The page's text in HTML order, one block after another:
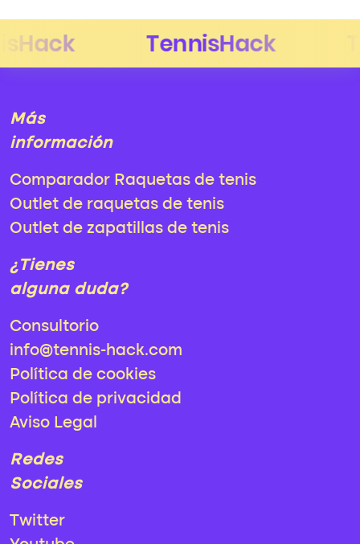
Más
información
Comparador Raquetas de tenis
Outlet de raquetas de tenis
Outlet de zapatillas de tenis
¿Tienes
alguna duda?
Consultorio
info@tennis-hack.com
Política de cookies
Política de privacidad
Aviso Legal
Redes
Sociales
Twitter